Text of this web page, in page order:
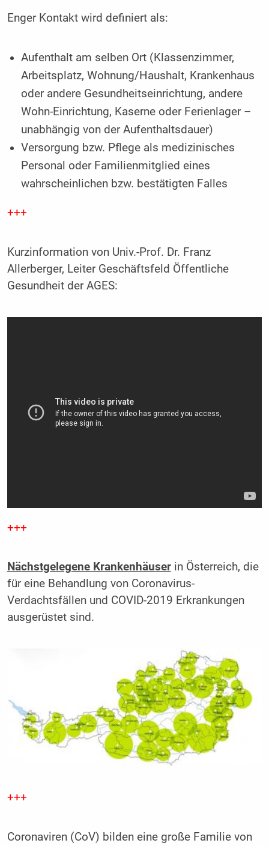
Enger Kontakt wird definiert als:
Aufenthalt am selben Ort (Klassenzimmer,
Arbeitsplatz, Wohnung/Haushalt, Krankenhaus
oder andere Gesundheitseinrichtung, andere
Wohn-Einrichtung, Kaserne oder Ferienlager –
unabhängig von der Aufenthaltsdauer)
Versorgung bzw. Pflege als medizinisches
Personal oder Familienmitglied eines
wahrscheinlichen bzw. bestätigten Falles
+++
Kurzinformation von Univ.-Prof. Dr. Franz
Allerberger, Leiter Geschäftsfeld Öffentliche
Gesundheit der AGES:
+++
Nächstgelegene Krankenhäuser in Österreich, die
für eine Behandlung von Coronavirus-
Verdachtsfällen und COVID-2019 Erkrankungen
ausgerüstet sind.
+++
Coronaviren (CoV) bilden eine große Familie von